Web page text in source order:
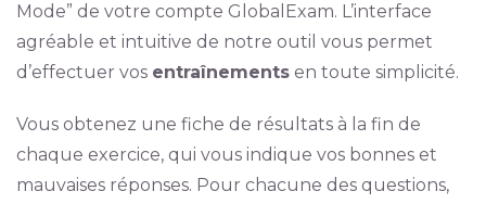
Mode” de votre compte GlobalExam. L’interface
agréable et intuitive de notre outil vous permet
d’effectuer vos entraînementsen toute simplicité.
Vous obtenez une fiche de résultats à la fin de
chaque exercice, qui vous indique vos bonnes et
mauvaises réponses. Pour chacune des questions,